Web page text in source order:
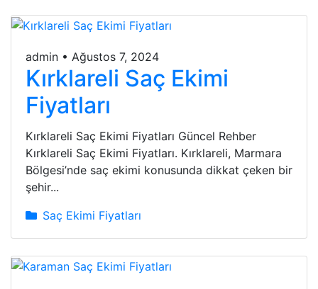
admin • Ağustos 7, 2024
Kırklareli Saç Ekimi
Fiyatları
Kırklareli Saç Ekimi Fiyatları Güncel Rehber
Kırklareli Saç Ekimi Fiyatları. Kırklareli, Marmara
Bölgesi’nde saç ekimi konusunda dikkat çeken bir
şehir...
Saç Ekimi Fiyatları